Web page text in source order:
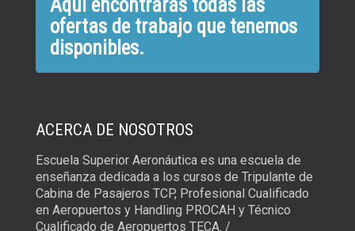
Aquí encontrarás todas las
ofertas de trabajo que tenemos
disponibles.
ACERCA DE NOSOTROS
Escuela Superior Aeronáutica es una escuela de
enseñanza dedicada a los cursos de Tripulante de
Cabina de Pasajeros TCP, Profesional Cualificado
en Aeropuertos y Handling PROCAH y Técnico
Cualificado de Aeropuertos TECA. /